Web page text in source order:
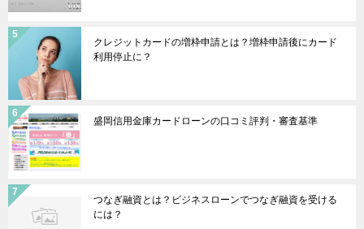
クレジットカードの増枠申請とは？増枠申請後にカード
利用停止に？
盛岡信用金庫カードローンの口コミ評判・審査基準
つなぎ融資とは？ビジネスローンでつなぎ融資を受ける
には？